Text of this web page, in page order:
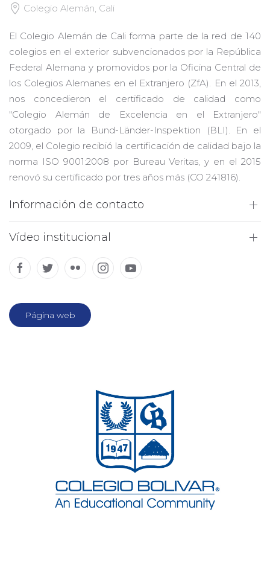
Colegio Alemán, Cali
El Colegio Alemán de Cali forma parte de la red de 140
colegios en el exterior subvencionados por la República
Federal Alemana y promovidos por la Oficina Central de
los Colegios Alemanes en el Extranjero (ZfA). En el 2013,
nos concedieron el certificado de calidad como
"Colegio Alemán de Excelencia en el Extranjero"
otorgado por la Bund-Länder-Inspektion (BLI). En el
2009, el Colegio recibió la certificación de calidad bajo la
norma ISO 9001:2008 por Bureau Veritas, y en el 2015
renovó su certificado por tres años más (CO 241816).
Información de contacto
Vídeo institucional
Página web